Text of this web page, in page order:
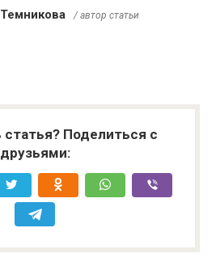
/ автор статьи
статья? Поделиться с
друзьями: